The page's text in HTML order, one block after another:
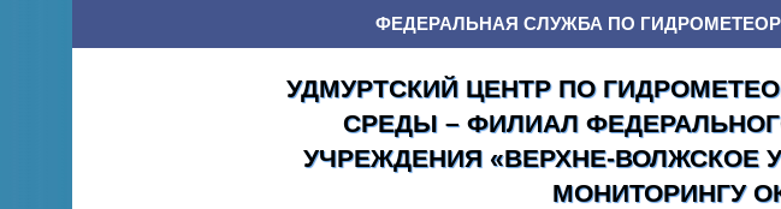
ФЕДЕРАЛЬНАЯ СЛУЖБА ПО
УДМУРТСКИЙ ЦЕНТР ПО
СРЕДЫ – ФИЛИАЛ
УЧРЕЖДЕНИЯ «ВЕРХНЕ-ВОЛЖСКОЕ
МОНИТОРИНГУ